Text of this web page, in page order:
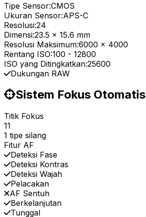
Tipe Sensor:CMOS
Ukuran Sensor:APS-C
Resolusi:24
Dimensi:23.5 x 15.6 mm
Resolusi Maksimum:6000 x 4000
Rentang ISO:100 - 12800
ISO yang Ditingkatkan:25600
Dukungan RAW
Sistem Fokus Otomatis
Titik Fokus
11
1 tipe silang
Fitur AF
Deteksi Fase
Deteksi Kontras
Deteksi Wajah
Pelacakan
AF Sentuh
Berkelanjutan
Tunggal